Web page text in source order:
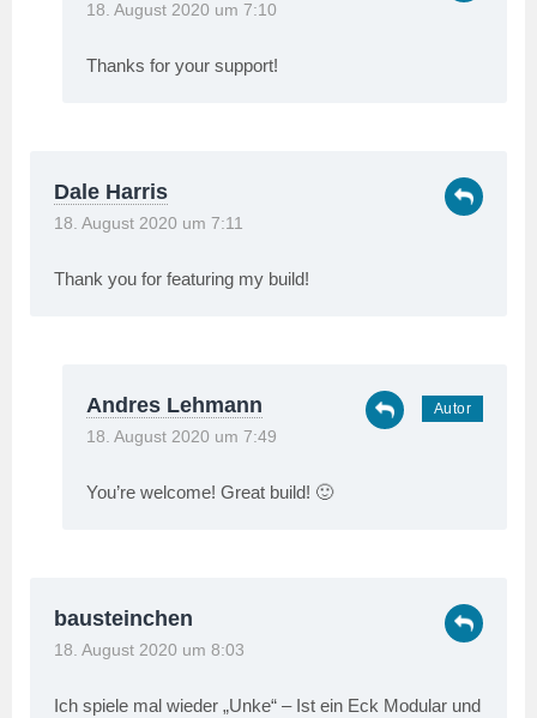
18. August 2020 um 7:10
Thanks for your support!
Dale Harris
18. August 2020 um 7:11
Thank you for featuring my build!
Andres Lehmann
18. August 2020 um 7:49
You’re welcome! Great build! 🙂
bausteinchen
18. August 2020 um 8:03
Ich spiele mal wieder „Unke“ – Ist ein Eck Modular und